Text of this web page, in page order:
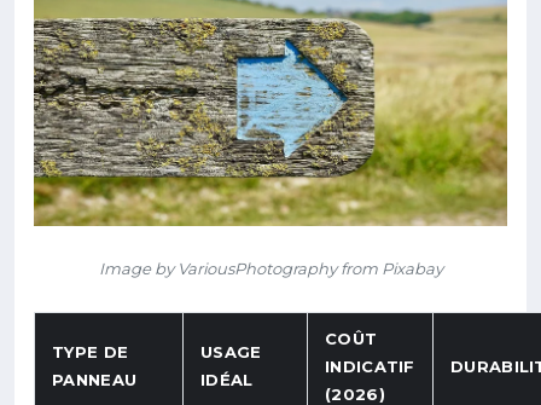
Image by VariousPhotography from Pixabay
TYPE DE
PANNEAU
USAGE
IDÉAL
COÛT
INDICATIF
(2026)